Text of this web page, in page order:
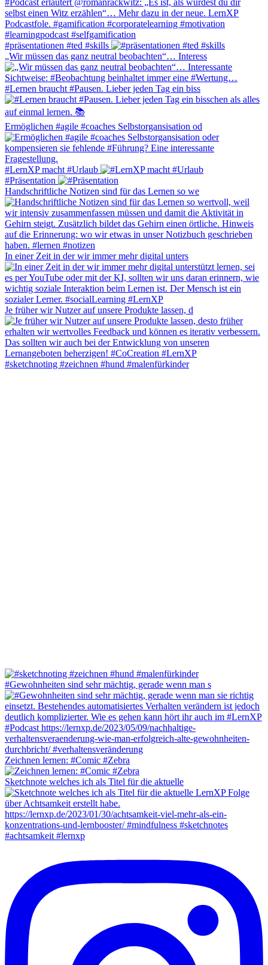
#präsentationen #ted #skills
„Wir müssen das ganz neutral beobachten“… Interess
#Lernen braucht #Pausen. Lieber jeden Tag ein biss
Ermöglichen #agile #coaches Selbstorgansisation od
#LernXP macht #Urlaub
#Präsentation
Handschriftliche Notizen sind für das Lernen so we
In einer Zeit in der wir immer mehr digital unters
Je früher wir Nutzer auf unsere Produkte lassen, d
#sketchnoting #zeichnen #hund #malenfürkinder
#Gewohnheiten sind sehr mächtig, gerade wenn man s
Zeichnen lernen: #Comic #Zebra
Sketchnote welches ich als Titel für die aktuelle